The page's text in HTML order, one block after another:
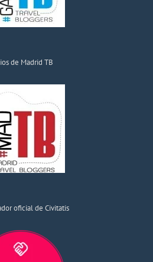
de Madrid TB
oficial de Civitatis